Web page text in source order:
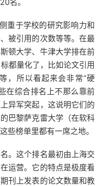
名。
重于学校的研究影响力和
被引用的次数等等。在最
顿大学、牛津大学排在前
都量化了，比如论文引用
，所以看起来会非常“硬
在综合排名上不那么靠前
异军突起，这说明它们的
巴黎萨克雷大学（在软科
些榜单里都有一席之地。
。这个排名最初由上海交
运营。它的特点是极度看
刊上发表的论文数量和教